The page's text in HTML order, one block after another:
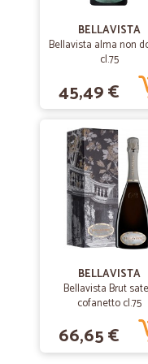
ottima esperienza
ottima esperienza.
Adeguato alle mie
Adeguato alle mie esigenze.
— Silvia
Soddisfatta
nella norma.
—
Molto comodo e
BELLAVISTA
Bellavista alma non
cl.75
45,49 €
BELLAVISTA
Bellavista Brut
cofanetto cl.75
66,65 €